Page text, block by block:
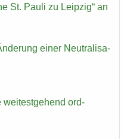
St. Pauli zu Leip­zig“ an
einer Neu­tra­li­sa­
wei­test­ge­hend ord­